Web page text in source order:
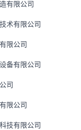
有限公司
术有限公司
限公司
备有限公司
司
限公司
技有限公司